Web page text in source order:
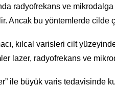
radyofrekans ve
Ancak bu yöntemlerde cilde
kılcal varisleri cilt
lazer, radyofrekans ve
ile büyük varis tedavisinde